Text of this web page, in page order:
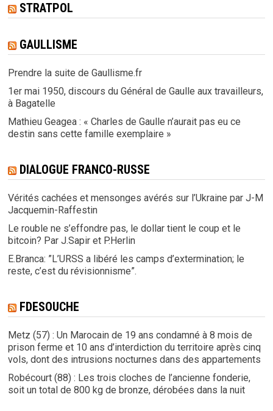
STRATPOL
GAULLISME
Prendre la suite de Gaullisme.fr
1er mai 1950, discours du Général de Gaulle aux travailleurs,
à Bagatelle
Mathieu Geagea : « Charles de Gaulle n’aurait pas eu ce
destin sans cette famille exemplaire »
DIALOGUE FRANCO-RUSSE
Vérités cachées et mensonges avérés sur l’Ukraine par J-M
Jacquemin-Raffestin
Le rouble ne s’effondre pas, le dollar tient le coup et le
bitcoin? Par J.Sapir et P.Herlin
E.Branca: ”L’URSS a libéré les camps d’extermination; le
reste, c’est du révisionnisme”.
FDESOUCHE
Metz (57) : Un Marocain de 19 ans condamné à 8 mois de
prison ferme et 10 ans d’interdiction du territoire après cinq
vols, dont des intrusions nocturnes dans des appartements
Robécourt (88) : Les trois cloches de l’ancienne fonderie,
soit un total de 800 kg de bronze, dérobées dans la nuit